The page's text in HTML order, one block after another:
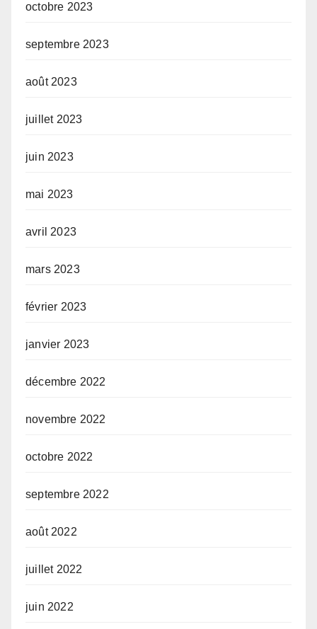
octobre 2023
septembre 2023
août 2023
juillet 2023
juin 2023
mai 2023
avril 2023
mars 2023
février 2023
janvier 2023
décembre 2022
novembre 2022
octobre 2022
septembre 2022
août 2022
juillet 2022
juin 2022